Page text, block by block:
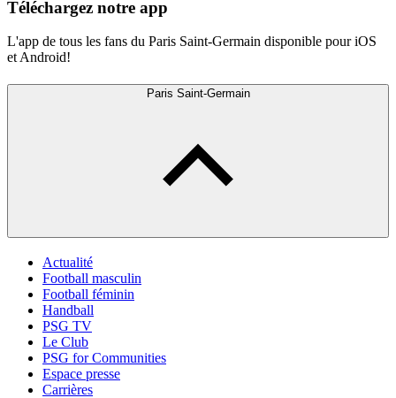
Téléchargez notre app
L'app de tous les fans du Paris Saint-Germain disponible pour iOS
et Android!
Paris Saint-Germain
Actualité
Football masculin
Football féminin
Handball
PSG TV
Le Club
PSG for Communities
Espace presse
Carrières